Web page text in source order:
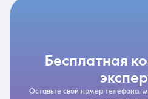
бесплатная консультация
Оставьте свой номер телефона,